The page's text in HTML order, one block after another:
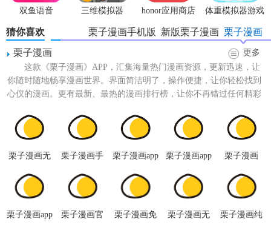
2. 智能推荐：根据用户偏好，智能推送个性化漫画。
3. 离线下载：支持章节或全本缓存，无网络也能畅快阅读。
4. 高清画质：提供多种画质选择，适配不同网络环境。
5. 社区互动：内置评论区，与作者及其他读者交流心得。
1. 免费阅读：大部分内容可免费阅读，无广告打扰。
2. 更新迅速：与官方同步更新，及时获取最新章节。
3. 个性化设置：多种阅读皮肤和界面布局，满足不同审美需
求。
双鱼语音
三维模拟器
1.5.23
honor应用商店 体重模拟器游戏
猜你喜欢 栗子漫画
新版栗子漫画
栗子漫画手机版
栗子漫画
更多
这款《栗子漫画》APP，汇集海量热门漫画资源，更新迅速，让
你随时随地畅享漫画世界。界面简洁明了，操作便捷，让你轻松找到
心仪的漫画。更有最新、最热的漫画排行榜，让你不再错过任何精彩
栗子漫画无
栗子漫画手
栗子漫画app
栗子漫画app
栗子漫画
栗子漫画app
栗子漫画官
栗子漫画免
栗子漫画无
栗子漫画纯